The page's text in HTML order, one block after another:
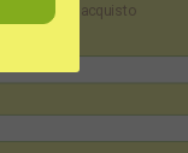
prossimo acquisto